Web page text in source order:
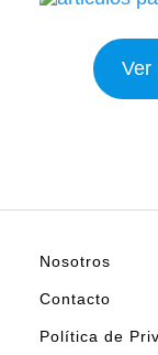
Ver
Nosotros
Contacto
Política de